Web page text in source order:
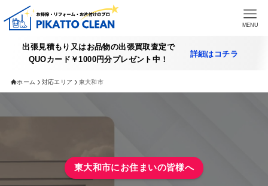
不用品買取アイテム一覧
MENU
出張見積もり又はお品物の出張買取査定で
QUOカード￥1000円分プレゼント中！
詳細はコチラ
ホーム 対応エリア 東大和市
東大和市にお住まいの皆様へ